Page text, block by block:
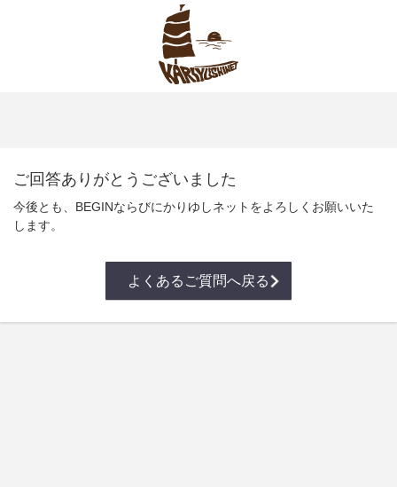
ご回答ありがとうございました
今後とも、BEGINならびにかりゆしネットをよろしくお願いいた
します。
よくあるご質問へ戻る